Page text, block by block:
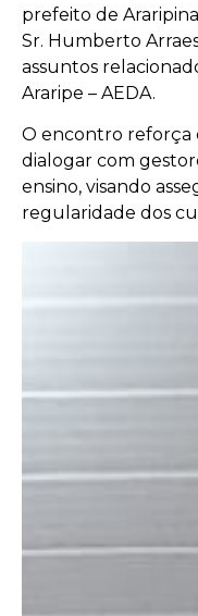
prefeito de
Sr. Humberto
assuntos
Araripe – AEDA.
O encontro reforça
dialogar com
ensino, visando
regularidade dos